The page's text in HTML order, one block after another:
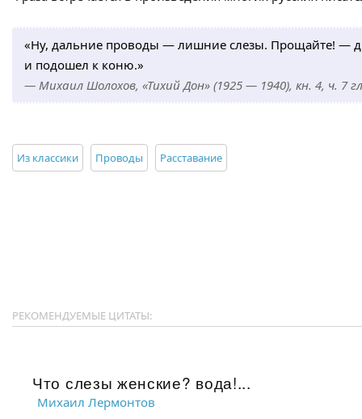
«Ну, дальние проводы — лишние слезы. Прощайте! —
и подошел к коню.»
— Михаил Шолохов, «Тихий Дон» (1925 — 1940), кн. 4, ч. 7
Из классики Проводы Расставание
РЕКОМЕНДУЕМЫЕ ЦИТАТЫ:
Что слезы женские? вода!...
Михаил Лермонтов